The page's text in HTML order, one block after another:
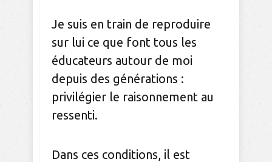
Je suis en train de reproduire
sur lui ce que font tous les
éducateurs autour de moi
depuis des générations :
privilégier le raisonnement au
ressenti.
Dans ces conditions, il est